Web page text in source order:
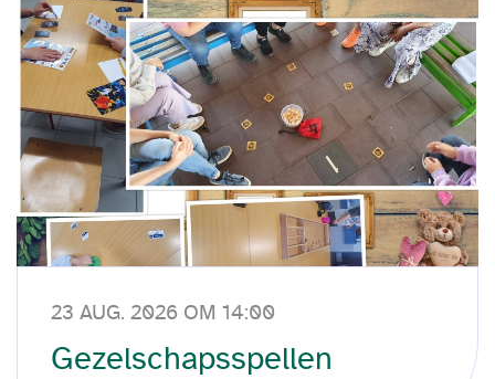
23 AUG. 2026 OM 14:00
Gezelschapsspellen